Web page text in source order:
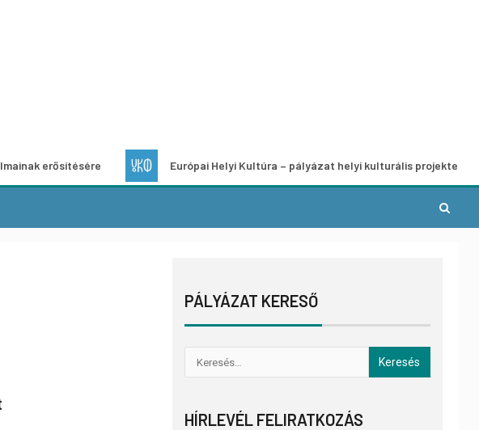
Európai Helyi Kultúra – pályázat helyi kulturális projektek fejlesztésére
PÁLYÁZAT KERESŐ
HÍRLEVÉL FELIRATKOZÁS